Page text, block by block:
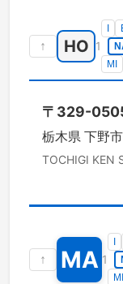
↑ HO 1
MI
〒 329-
栃木県 下野市
TOCHIGI KEN
↑ MA 1
MI